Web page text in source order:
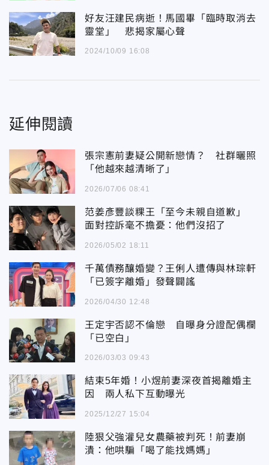
好友汪建民病逝！馬國畢「臨時取消去
靈堂」 悲揭家屬心聲
2024/10/09 16:08
延伸閱讀
張宗憲前妻疑公開新戀情？ 社群曬照
「他越來越清晰了」
2026/07/06 08:41
范姜彥豐談粿王「至今未親自道歉」
面對控訴毫不擔憂：他們沒招了
2026/05/02 18:11
千萬債務釀婚變？王俐人遭傳與林琮軒
「已簽字離婚」發聲闢謠
2026/04/30 12:48
王定宇否認不倫戀 自曝身分證配偶欄
「已空白」
2026/03/03 09:43
結束5年婚！小煜前妻深夜首揭離婚主
因 兩人私下互動曝光
2025/12/27 15:04
陸狠父強灌兒女農藥被判死！前妻崩
潰：他哄騙「喝了能找媽媽」